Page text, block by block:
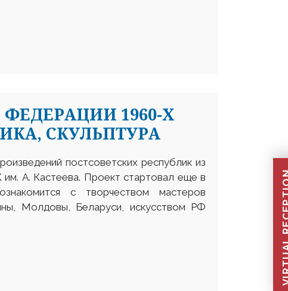
1960-Х
СКУЛЬПТУРА
постсоветских республик из
им. А. Кастеева. Проект стартовал еще в
с творчеством мастеров
Молдовы, Беларуси, искусством РФ